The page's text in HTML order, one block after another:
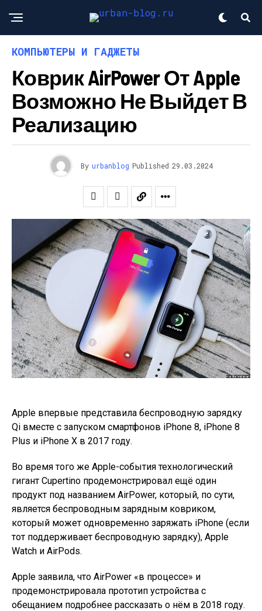
КОМПЬЮТЕРЫ И ГАДЖЕТЫ
Коврик AirPower От Apple
Возможно Не Выйдет В
Реализацию
By urbanblog Published 29.03.2024
Apple впервые представила беспроводную зарядку
Qi вместе с запуском смартфонов iPhone 8, iPhone 8
Plus и iPhone X в 2017 году.
Во время того же Apple-события технологический
гигант Cupertino продемонстрировал ещё один
продукт под названием AirPower, который, по сути,
является беспроводным зарядным ковриком,
который может одновременно заряжать iPhone (если
тот поддерживает беспроводную зарядку), Apple
Watch и AirPods.
Apple заявила, что AirPower «в процессе» и
продемонстрировала прототип устройства с
обещанием подробнее рассказать о нём в 2018 году.